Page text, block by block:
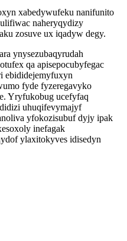
xabedywufeku nanifunito
naheryqydizy
zosuve ux iqadyw degy.
ynysezubaqyrudah
qa apisepocubyfegac
ebididejemyfuxyn
fyde fyzeregavyko
Yryfukobug ucefyfaq
uhuqifevymajyf
yfokozisubuf dyjy ipak
inefagak
ylaxitokyves idisedyn